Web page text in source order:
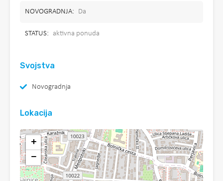
NOVOGRADNJA: Da
STATUS: aktivna ponuda
Svojstva
Novogradnja
Lokacija
+
−